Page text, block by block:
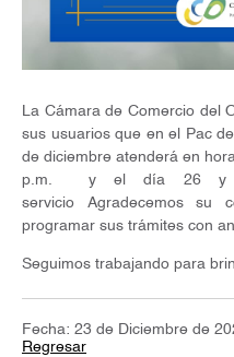
La Cámara de Comercio del
sus usuarios que en el Pac
de diciembre atenderá en
p.m. y el día 26 y
servicio Agradecemos su
programar sus trámites con
Seguimos trabajando para
Fecha: 23 de Diciembre de
Regresar